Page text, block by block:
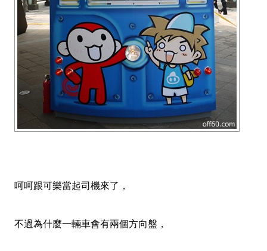
呵呵跟可樂當起司機來了，
不過為什麼一輛車會有兩個方向盤，